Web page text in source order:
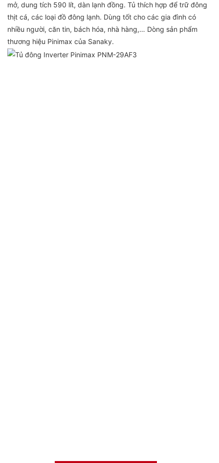
mở, dung tích 590 lít, dàn lạnh đồng. Tủ thích hợp để trữ đông
thịt cá, các loại đồ đông lạnh. Dùng tốt cho các gia đình có
nhiều người, căn tin, bách hóa, nhà hàng,… Dòng sản phẩm
thương hiệu Pinimax của Sanaky.